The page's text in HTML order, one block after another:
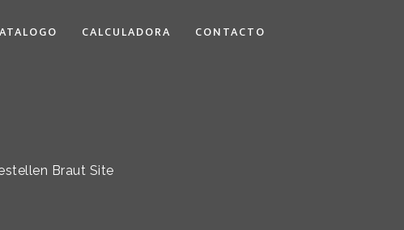
CALCULADORA CONTACTO
Braut Site